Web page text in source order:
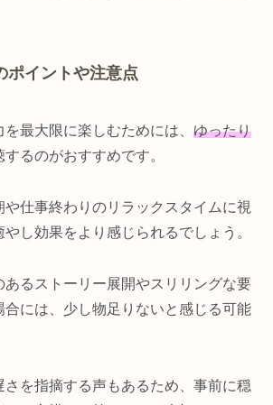
ポイントや注意点
最大限に楽しむためには、 ゆったり
するのがおすすめです。
仕事終わりのリラックスタイムに視
し効果をより感じられるでしょう。
あるストーリー展開やスリリングな要
合には、少し物足りないと感じる可能
さを指摘する声もあるため、事前に穏